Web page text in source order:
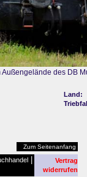
Außengelände des DB
Land:
Zum Seitenanfang
Vertrag
widerrufen